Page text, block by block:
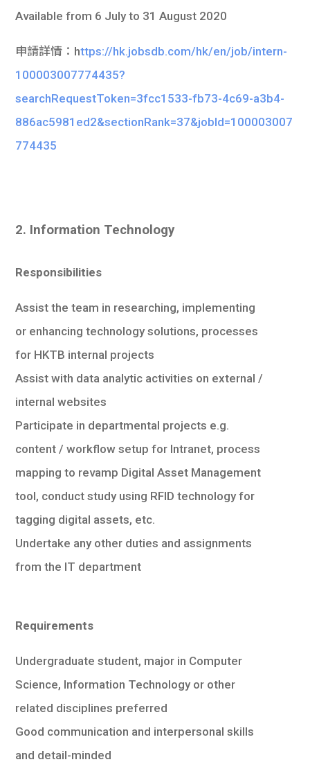
Available from 6 July to 31 August 2020
申請詳情：https://hk.jobsdb.com/hk/en/job/intern-
100003007774435?
searchRequestToken=3fcc1533-fb73-4c69-a3b4-
886ac5981ed2&sectionRank=37&jobId=100003007
774435
2. Information Technology
Responsibilities
Assist the team in researching, implementing
or enhancing technology solutions, processes
for HKTB internal projects
Assist with data analytic activities on external /
internal websites
Participate in departmental projects e.g.
content / workflow setup for Intranet, process
mapping to revamp Digital Asset Management
tool, conduct study using RFID technology for
tagging digital assets, etc.
Undertake any other duties and assignments
from the IT department
Requirements
Undergraduate student, major in Computer
Science, Information Technology or other
related disciplines preferred
Good communication and interpersonal skills
and detail-minded